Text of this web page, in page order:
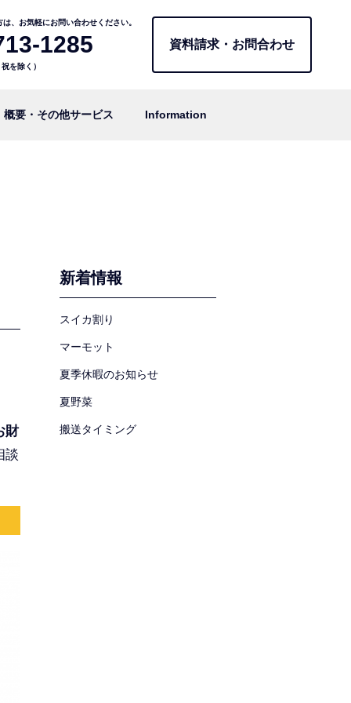
、お気軽にお問い合わせください。
1285
を除く）
資料請求・お問合わせ
概要・その他サービス Information
財
談
新着情報
スイカ割り
マーモット
夏季休暇のお知らせ
夏野菜
搬送タイミング